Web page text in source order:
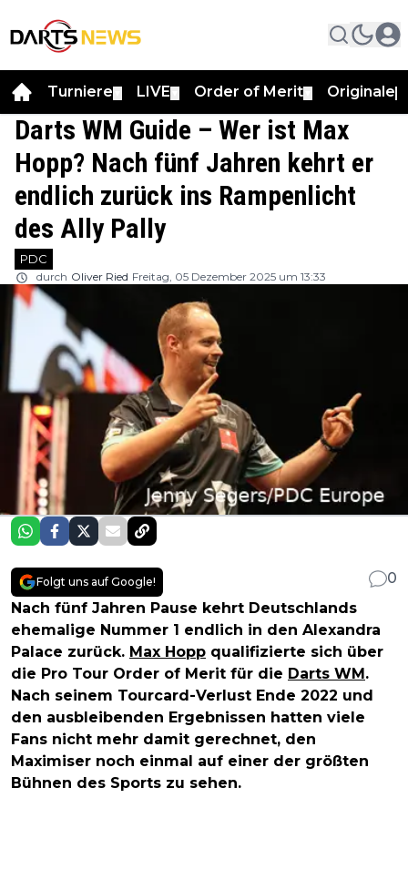
Turniere LIVE Order of Merit Originale
Darts WM Guide – Wer ist Max
Hopp? Nach fünf Jahren kehrt er
endlich zurück ins Rampenlicht
des Ally Pally
PDC
durch Oliver Ried Freitag, 05 Dezember 2025 um 13:33
Folgt uns auf Google!
0
Nach fünf Jahren Pause kehrt Deutschlands
ehemalige Nummer 1 endlich in den Alexandra
Palace zurück. Max Hopp qualifizierte sich über
die Pro Tour Order of Merit für die Darts WM.
Nach seinem Tourcard-Verlust Ende 2022 und
den ausbleibenden Ergebnissen hatten viele
Fans nicht mehr damit gerechnet, den
Maximiser noch einmal auf einer der größten
Bühnen des Sports zu sehen.